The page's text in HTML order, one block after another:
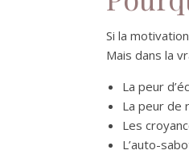
Si la
Mais dans la
La peur
La peur de
Les
L’auto-